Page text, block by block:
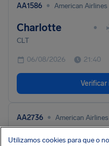
AA1586 • American Airlines
Charlotte •
CLT
06/08/2026 21:40
Verificar
AA2736 • American Airlines
Dallas •
Utilizamos cookies para que o